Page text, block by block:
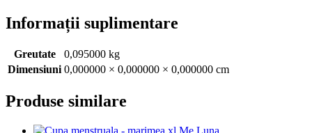
Informații suplimentare
Greutate
0,095000 kg
Dimensiuni 0,000000 × 0,000000 × 0,000000 cm
Produse similare